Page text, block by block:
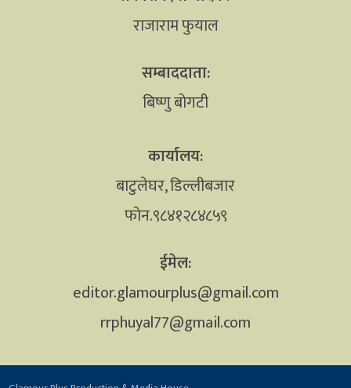
राजाराम फुयाल
सम्बाददाता:
बिष्णु बोगटी
कार्यालय:
बाटुलेघर, डिल्लीबजार
फोन.९८४१२८४८५९
ईमेल:
editor.glamourplus@gmail.com
rrphuyal77@gmail.com